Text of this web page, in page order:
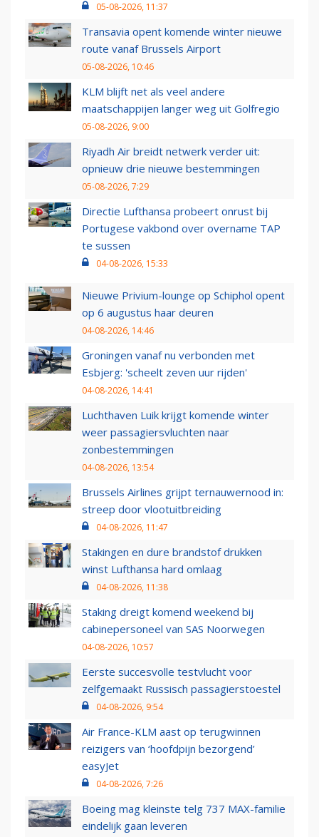
05-08-2026, 11:37
Transavia opent komende winter nieuwe
route vanaf Brussels Airport
05-08-2026, 10:46
KLM blijft net als veel andere
maatschappijen langer weg uit Golfregio
05-08-2026, 9:00
Riyadh Air breidt netwerk verder uit:
opnieuw drie nieuwe bestemmingen
05-08-2026, 7:29
Directie Lufthansa probeert onrust bij
Portugese vakbond over overname TAP
te sussen
04-08-2026, 15:33
Nieuwe Privium-lounge op Schiphol opent
op 6 augustus haar deuren
04-08-2026, 14:46
Groningen vanaf nu verbonden met
Esbjerg: 'scheelt zeven uur rijden'
04-08-2026, 14:41
Luchthaven Luik krijgt komende winter
weer passagiersvluchten naar
zonbestemmingen
04-08-2026, 13:54
Brussels Airlines grijpt ternauwernood in:
streep door vlootuitbreiding
04-08-2026, 11:47
Stakingen en dure brandstof drukken
winst Lufthansa hard omlaag
04-08-2026, 11:38
Staking dreigt komend weekend bij
cabinepersoneel van SAS Noorwegen
04-08-2026, 10:57
Eerste succesvolle testvlucht voor
zelfgemaakt Russisch passagierstoestel
04-08-2026, 9:54
Air France-KLM aast op terugwinnen
reizigers van ‘hoofdpijn bezorgend’
easyJet
04-08-2026, 7:26
Boeing mag kleinste telg 737 MAX-familie
eindelijk gaan leveren